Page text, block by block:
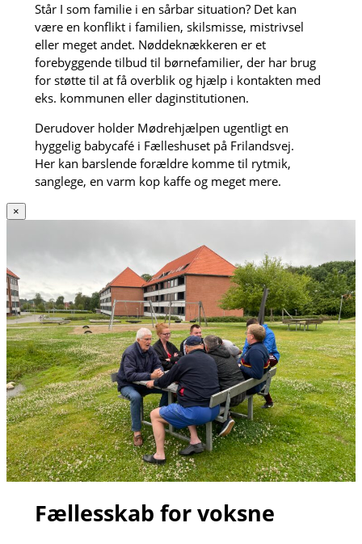
Står I som familie i en sårbar situation? Det kan
være en konflikt i familien, skilsmisse, mistrivsel
eller meget andet. Nøddeknækkeren er et
forebyggende tilbud til børnefamilier, der har brug
for støtte til at få overblik og hjælp i kontakten med
eks. kommunen eller daginstitutionen.
Derudover holder Mødrehjælpen ugentligt en
hyggelig babycafé i Fælleshuset på Frilandsvej.
Her kan barslende forældre komme til rytmik,
sanglege, en varm kop kaffe og meget mere.
×
Fællesskab for voksne